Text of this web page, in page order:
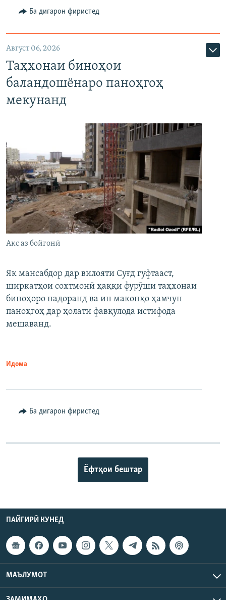
Ба дигарон фиристед
Август 06, 2026
Таҳхонаи биноҳои
баландошёнаро паноҳгоҳ
мекунанд
Акс аз бойгонӣ
Як мансабдор дар вилояти Суғд гуфтааст,
ширкатҳои сохтмонӣ ҳаққи фурӯши таҳхонаи
биноҳоро надоранд ва ин маконҳо ҳамчун
паноҳгоҳ дар ҳолати фавқулода истифода
мешаванд.
Идома
Ба дигарон фиристед
Ёфтҳои бештар
ПАЙГИРӢ КУНЕД
МАЪЛУМОТ